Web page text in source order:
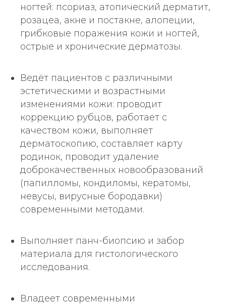
ногтей: псориаз, атопический дерматит,
розацеа, акне и постакне, алопеции,
грибковые поражения кожи и ногтей,
острые и хронические дерматозы.
Ведёт пациентов с различными
эстетическими и возрастными
изменениями кожи: проводит
коррекцию рубцов, работает с
качеством кожи, выполняет
дерматоскопию, составляет карту
родинок, проводит удаление
доброкачественных новообразований
(папилломы, кондиломы, кератомы,
невусы, вирусные бородавки)
современными методами.
Выполняет панч-биопсию и забор
материала для гистологического
исследования.
Владеет современными